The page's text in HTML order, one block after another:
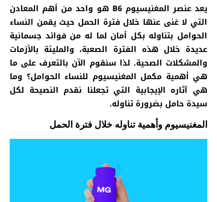
يعد عنصر المغنيسيومB6 هو واحد من أهم المعادن
التي لا غنى عنها خلال فترة الحمل حيث يقمن النساء
الحوامل بتناوله بكل أمان لما له من فوائد جسمانية
عديدة خلال هذه الفترة الصعبة، والمليئة بالأزمات
والمشكلات الصحية. لذا سنقوم الآن بالتعرف على ما
هي أهمية مكمل المغنيسيوم للنساء الحوامل؟ وما
هي آثاره الإيجابية التي تجعلنا نقدم النصيحة لكل
سيدة حامل بضرورة تناوله.
المغنيسيوم وأهمية تناوله خلال فترة الحمل